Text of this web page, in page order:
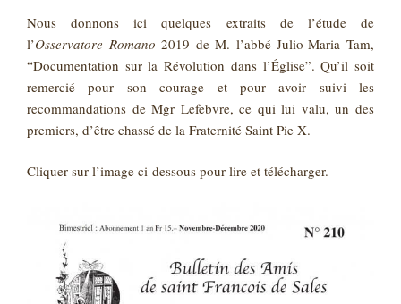
Nous donnons ici quelques extraits de l’étude de
l’Osservatore Romano 2019 de M. l’abbé Julio-Maria Tam,
“Documentation sur la Révolution dans l’Église”. Qu’il soit
remercié pour son courage et pour avoir suivi les
recommandations de Mgr Lefebvre, ce qui lui valu, un des
premiers, d’être chassé de la Fraternité Saint Pie X.
Cliquer sur l’image ci-dessous pour lire et télécharger.